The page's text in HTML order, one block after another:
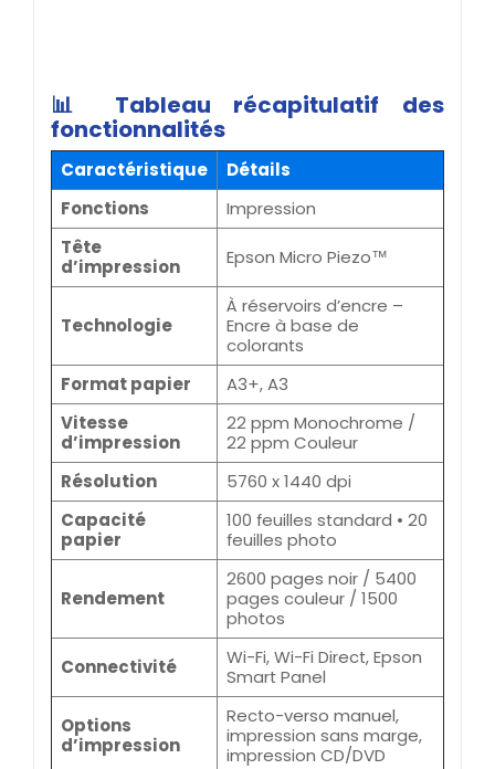
📊 Tableau récapitulatif des
fonctionnalités
Caractéristique
Détails
Fonctions
Impression
Tête
d’impression
Epson Micro Piezo™
Technologie
À réservoirs d’encre –
Encre à base de
colorants
Format papier
A3+, A3
Vitesse
d’impression
22 ppm Monochrome /
22 ppm Couleur
Résolution
5760 x 1440 dpi
Capacité
papier
100 feuilles standard • 20
feuilles photo
Rendement
2600 pages noir / 5400
pages couleur / 1500
photos
Connectivité
Wi-Fi, Wi-Fi Direct, Epson
Smart Panel
Options
d’impression
Recto-verso manuel,
impression sans marge,
impression CD/DVD